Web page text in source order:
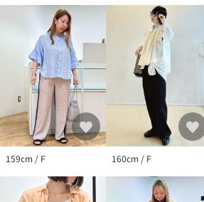
159cm / F 160cm / F